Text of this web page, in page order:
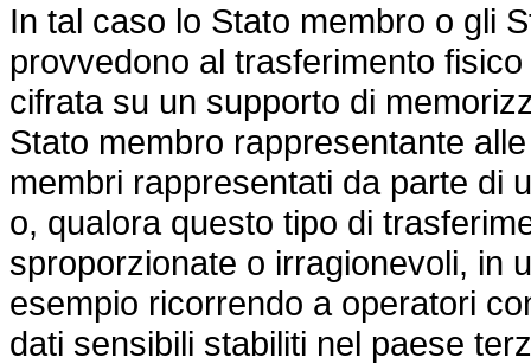
In tal caso lo Stato membro o gli
provvedono al trasferimento
cifrata su un supporto di
Stato membro rappresentante
membri rappresentati da parte di
o, qualora questo tipo di
sproporzionate o irragionevoli, in
esempio ricorrendo a operatori
dati sensibili stabiliti nel paese